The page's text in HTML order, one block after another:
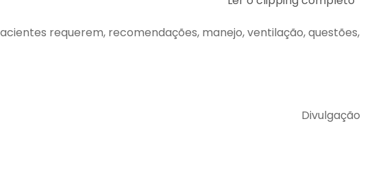
requerem, recomendações, manejo, ventilação, questões,
Divulgação